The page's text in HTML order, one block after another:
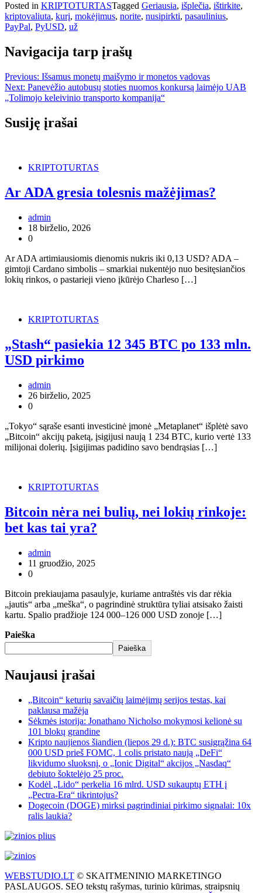
Posted in KRIPTOTURTASTagged Geriausia, išplečia, ištirkite,
kriptovaliuta, kurį, mokėjimus, norite, nusipirkti, pasaulinius,
PayPal, PyUSD, už
Navigacija tarp įrašų
Previous: Išsamus monetų maišymo ir monetos vadovas
Next: Panevėžio autobusų stoties nuomos konkursą laimėjo UAB
„Tolimojo keleivinio transporto kompanija“
Susiję įrašai
KRIPTOTURTAS
Ar ADA gresia tolesnis mažėjimas?
admin
18 birželio, 2026
0
Ar ADA artimiausiomis dienomis nukris iki 0,13 USD? ADA –
gimtoji Cardano simbolis – smarkiai nukentėjo nuo besitęsiančios
lokių rinkos, o pastarieji vieno įkūrėjo Charleso […]
KRIPTOTURTAS
„Stash“ pasiekia 12 345 BTC po 133 mln.
USD pirkimo
admin
26 birželio, 2025
0
„Tokyo“ sąraše esanti investicinė įmonė „Metaplanet“ išplėtė savo
„Bitcoin“ akcijų paketą, įsigijusi naują 1 234 BTC, kurio vertė 133
milijonai dolerių. Įsigijimas padidino savo bendrąsias […]
KRIPTOTURTAS
Bitcoin nėra nei bulių, nei lokių rinkoje:
bet kas tai yra?
admin
11 gruodžio, 2025
0
Bitcoin prekiaujama pasaulyje, kuriame antraštės vis dar rėkia
„jautis“ arba „meška“, o pagrindinė struktūra tyliai atsisako žaisti
kartu. Spalio pradžioje 124 000–126 000 USD zonoje […]
Paieška
Paieška
Naujausi įrašai
„Bitcoin“ keturių savaičių laimėjimų serijos testas, kai
paklausa mažėja
Sėkmės istorija: Jonathano Nicholso mokymosi kelionė su
101 blokų grandine
Kripto naujienos šiandien (liepos 29 d.): BTC susigrąžina 64
000 USD prieš FOMC, 1 colis pristato naują „DeFi“
likvidumo sluoksnį, o „Ionic Digital“ akcijos „Nasdaq“
debiuto šoktelėjo 25 proc.
Kodėl „Lido“ perkelia 16 mlrd. USD sukauptų ETH į
„Pectra-Era“ tikrintojus?
Dogecoin (DOGE) mirksi pagrindiniai pirkimo signalai: 10x
ralis laukia?
WEBSTUDIO.LT © SKAITMENINIO MARKETINGO
PASLAUGOS. SEO tekstų rašymas, turinio kūrimas, straipsnių